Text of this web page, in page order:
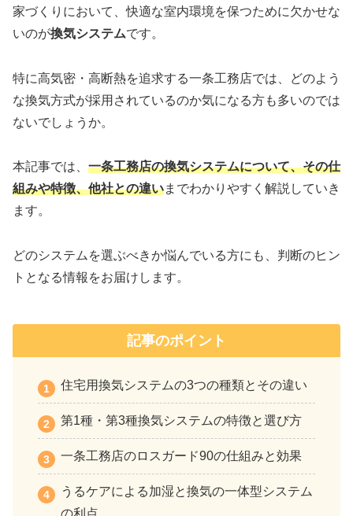
家づくりにおいて、快適な室内環境を保つために欠かせな
いのが換気システムです。
特に高気密・高断熱を追求する一条工務店では、どのよう
な換気方式が採用されているのか気になる方も多いのでは
ないでしょうか。
本記事では、 一条工務店の換気システムについて、その仕
組みや特徴、他社との違いまでわかりやすく解説していき
ます。
どのシステムを選ぶべきか悩んでいる方にも、判断のヒン
トとなる情報をお届けします。
記事のポイント
住宅用換気システムの3つの種類とその違い
第1種・第3種換気システムの特徴と選び方
一条工務店のロスガード90の仕組みと効果
うるケアによる加湿と換気の一体型システム
の利点